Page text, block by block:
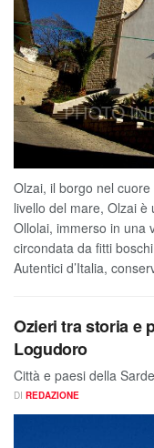
Olzai, il borgo nel
livello del mare, Olzai
Ollolai, immerso in una
circondata da fitti
Autentici d’Italia,
Ozieri tra storia e
Logudoro
Città e paesi della
DI REDAZIONE